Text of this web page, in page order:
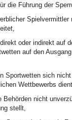
die Führung der
oder indirekt auf
auf den
Sportwetten sich
Wettbewerbs
nicht
stellt,